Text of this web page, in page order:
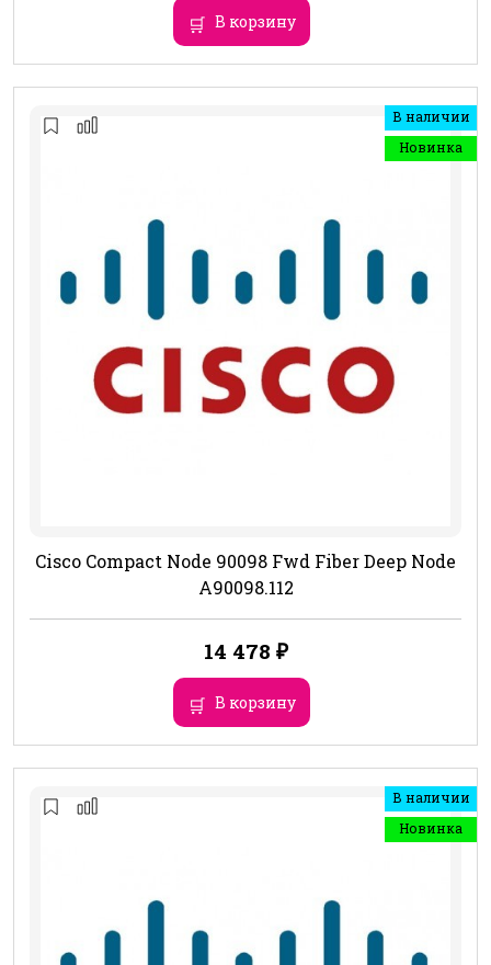
В корзину
В наличии
Новинка
Cisco Compact Node 90098 Fwd Fiber Deep Node
A90098.112
14 478 ₽
В корзину
В наличии
Новинка